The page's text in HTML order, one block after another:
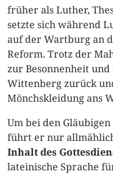
früher als Luther,
setzte sich während
auf der Wartburg an
Reform. Trotz der
zur Besonnenheit
Wittenberg zurück
Mönchskleidung ans
Um bei den
führt er nur
Inhalt des
lateinische Sprache